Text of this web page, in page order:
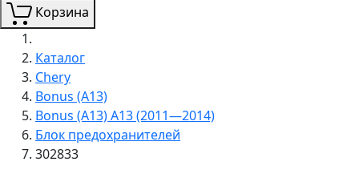
Корзина
Каталог
Chery
Bonus (A13)
Bonus (A13) A13 (2011—2014)
Блок предохранителей
302833